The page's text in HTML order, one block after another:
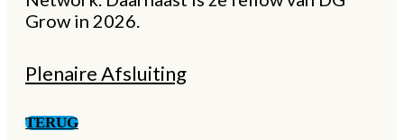
Grow in 2026.
Plenaire Afsluiting
TERUG